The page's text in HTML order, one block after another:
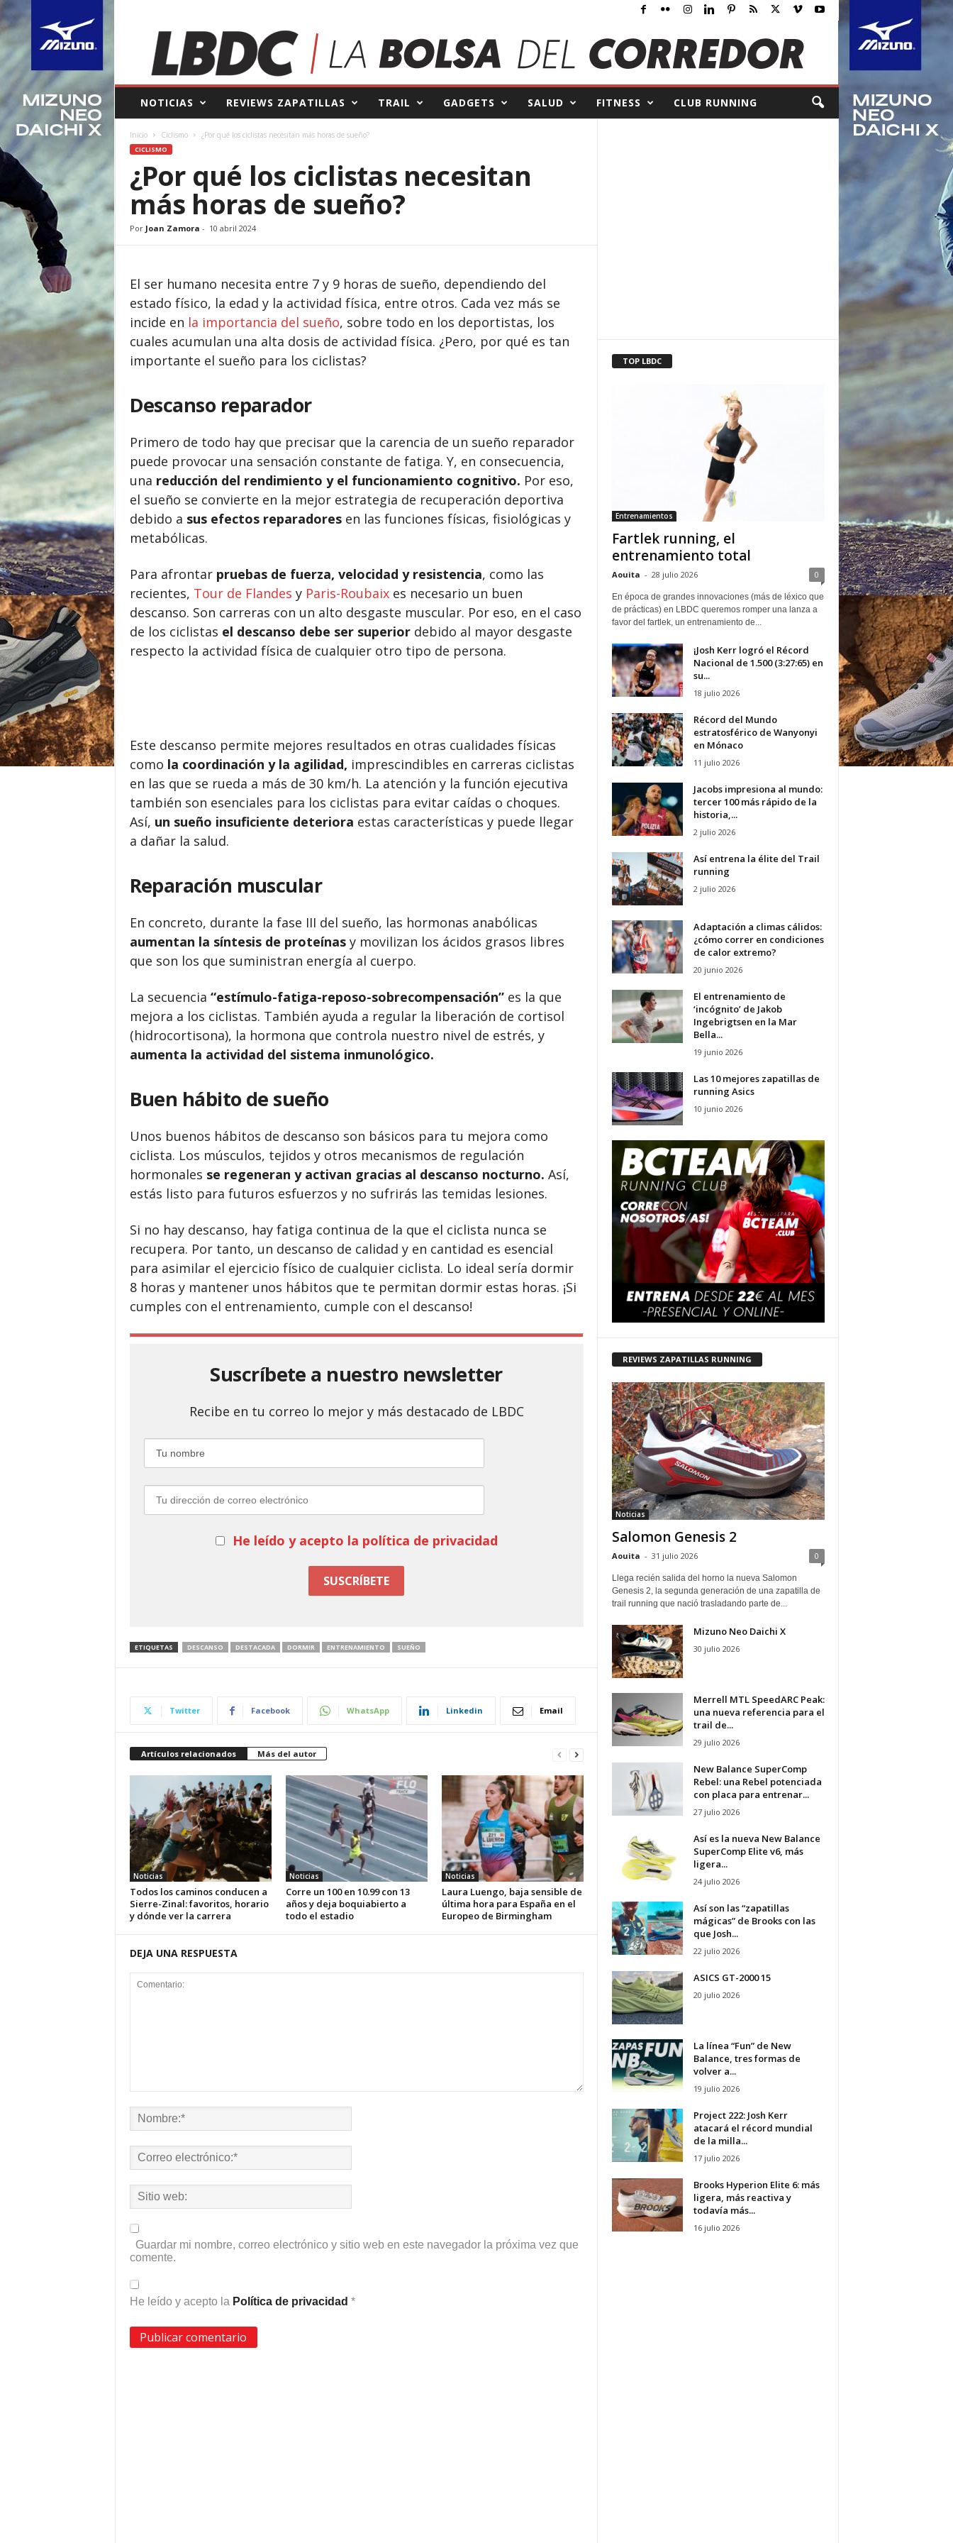
B
e
o
e
d
NOTICIAS REVIEWS ZAPATILLAS TRAIL GADGETS SALUD FITNESS CLUB RUNNING
Inicio Ciclismo ¿Por qué los ciclistas necesitan más horas de sueño?
CICLISMO
¿Por qué los ciclistas necesitan
más horas de sueño?
Por Joan Zamora - 10 abril 2024
El ser humano necesita entre 7 y 9 horas de sueño, dependiendo del
estado físico, la edad y la actividad física, entre otros. Cada vez más se
incide en la importancia del sueño, sobre todo en los deportistas, los
cuales acumulan una alta dosis de actividad física. ¿Pero, por qué es tan
importante el sueño para los ciclistas?
Descanso reparador
Primero de todo hay que precisar que la carencia de un sueño reparador
puede provocar una sensación constante de fatiga. Y, en consecuencia,
una reducción del rendimiento y el funcionamiento cognitivo. Por eso,
el sueño se convierte en la mejor estrategia de recuperación deportiva
debido a sus efectos reparadoresen las funciones físicas, fisiológicas y
metabólicas.
Para afrontar pruebas de fuerza, velocidad y resistencia, como las
recientes, Tour de Flandes y Paris-Roubaixes necesario un buen
descanso. Son carreras con un alto desgaste muscular. Por eso, en el caso
de los ciclistas el descanso debe ser superiordebido al mayor desgaste
respecto la actividad física de cualquier otro tipo de persona.
Este descanso permite mejores resultados en otras cualidades físicas
como la coordinación y la agilidad, imprescindibles en carreras ciclistas
en las que se rueda a más de 30 km/h. La atención y la función ejecutiva
también son esenciales para los ciclistas para evitar caídas o choques.
Así, un sueño insuficiente deteriora estas características y puede llegar
a dañar la salud.
Reparación muscular
En concreto, durante la fase III del sueño, las hormonas anabólicas
aumentan la síntesis de proteínasy movilizan los ácidos grasos libres
que son los que suministran energía al cuerpo.
La secuencia “estímulo-fatiga-reposo-sobrecompensación”es la que
mejora a los ciclistas. También ayuda a regular la liberación de cortisol
(hidrocortisona), la hormona que controla nuestro nivel de estrés, y
aumenta la actividad del sistema inmunológico.
Buen hábito de sueño
Unos buenos hábitos de descanso son básicos para tu mejora como
ciclista. Los músculos, tejidos y otros mecanismos de regulación
hormonales se regeneran y activan gracias al descanso nocturno. Así,
estás listo para futuros esfuerzos y no sufrirás las temidas lesiones.
Si no hay descanso, hay fatiga continua de la que el ciclista nunca se
recupera. Por tanto, un descanso de calidad y en cantidad es esencial
para asimilar el ejercicio físico de cualquier ciclista. Lo ideal sería dormir
8 horas y mantener unos hábitos que te permitan dormir estas horas. ¡Si
cumples con el entrenamiento, cumple con el descanso!
Suscríbete a nuestro newsletter
Recibe en tu correo lo mejor y más destacado de LBDC
He leído y acepto la política de privacidad
ETIQUETAS DESCANSO DESTACADA DORMIR ENTRENAMIENTO SUEÑO
Twitter Facebook WhatsApp Linkedin Email
Artículos relacionados Más del autor
Noticias
Todos los caminos conducen a
Sierre-Zinal: favoritos, horario
y dónde ver la carrera
Noticias
Corre un 100 en 10.99 con 13
años y deja boquiabierto a
todo el estadio
Noticias
Laura Luengo, baja sensible de
última hora para España en el
Europeo de Birmingham
DEJA UNA RESPUESTA
Guardar mi nombre, correo electrónico y sitio web en este navegador la próxima vez que
comente.
He leído y acepto la Política de privacidad *
TOP LBDC
Entrenamientos
Fartlek running, el
entrenamiento total
Aouita - 28 julio 2026 0
En época de grandes innovaciones (más de léxico que
de prácticas) en LBDC queremos romper una lanza a
favor del fartlek, un entrenamiento de...
¡Josh Kerr logró el Récord
Nacional de 1.500 (3:27:65) en
su...
18 julio 2026
Récord del Mundo
estratosférico de Wanyonyi
en Mónaco
11 julio 2026
Jacobs impresiona al mundo:
tercer 100 más rápido de la
historia,...
2 julio 2026
Así entrena la élite del Trail
running
2 julio 2026
Adaptación a climas cálidos:
¿cómo correr en condiciones
de calor extremo?
20 junio 2026
El entrenamiento de
‘incógnito’ de Jakob
Ingebrigtsen en la Mar
Bella...
19 junio 2026
Las 10 mejores zapatillas de
running Asics
10 junio 2026
REVIEWS ZAPATILLAS RUNNING
Noticias
Salomon Genesis 2
Aouita - 31 julio 2026 0
Llega recién salida del horno la nueva Salomon
Genesis 2, la segunda generación de una zapatilla de
trail running que nació trasladando parte de...
Mizuno Neo Daichi X
30 julio 2026
Merrell MTL SpeedARC Peak:
una nueva referencia para el
trail de...
29 julio 2026
New Balance SuperComp
Rebel: una Rebel potenciada
con placa para entrenar...
27 julio 2026
Así es la nueva New Balance
SuperComp Elite v6, más
ligera...
24 julio 2026
Así son las “zapatillas
mágicas” de Brooks con las
que Josh...
22 julio 2026
ASICS GT-2000 15
20 julio 2026
La línea “Fun” de New
Balance, tres formas de
volver a...
19 julio 2026
Project 222: Josh Kerr
atacará el récord mundial
de la milla...
17 julio 2026
Brooks Hyperion Elite 6: más
ligera, más reactiva y
todavía más...
16 julio 2026